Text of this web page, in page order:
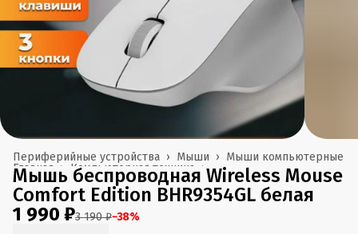
Мыши компьютерные
Мыши ›
Периферийные устройства ›
Компьютерная техника ›
Главная ›
Мышь беспроводная Wireless Mouse
Comfort Edition BHR9354GL белая
1 990 ₽3 190 ₽−38%